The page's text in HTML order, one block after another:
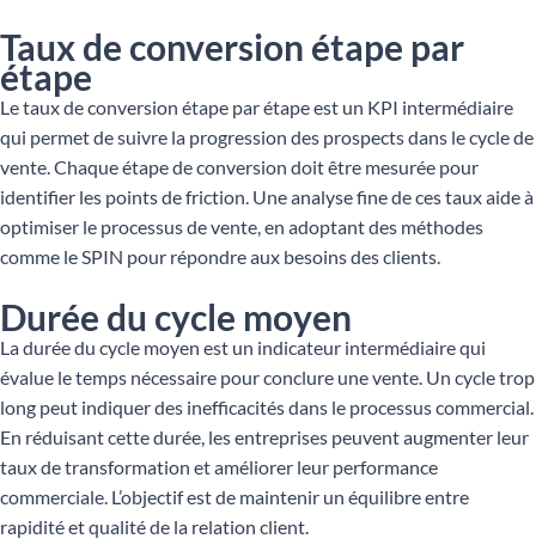
Taux de conversion étape par
étape
Le taux de conversion étape par étape est un KPI intermédiaire
qui permet de suivre la progression des prospects dans le cycle de
vente. Chaque étape de conversion doit être mesurée pour
identifier les points de friction. Une analyse fine de ces taux aide à
optimiser le processus de vente, en adoptant des méthodes
comme le SPIN pour répondre aux besoins des clients.
Durée du cycle moyen
La durée du cycle moyen est un indicateur intermédiaire qui
évalue le temps nécessaire pour conclure une vente. Un cycle trop
long peut indiquer des inefficacités dans le processus commercial.
En réduisant cette durée, les entreprises peuvent augmenter leur
taux de transformation et améliorer leur performance
commerciale. L’objectif est de maintenir un équilibre entre
rapidité et qualité de la relation client.